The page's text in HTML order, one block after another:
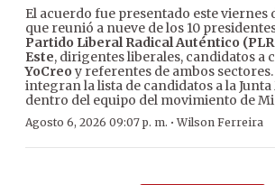
El acuerdo fue presentado este viernes
que reunió a nueve de los 10
Partido Liberal Radical Auténtico
Este, dirigentes liberales, candidatos a
YoCreo y referentes de ambos
integran la lista de candidatos a la
dentro del equipo del movimiento de
Agosto 6, 2026 09:07 p. m. ·Wilson Ferreira